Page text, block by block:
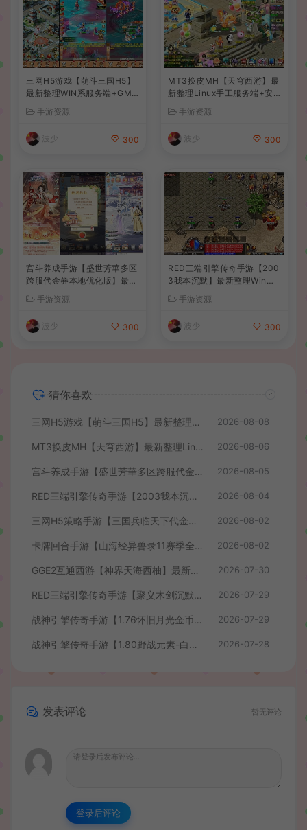
三网H5游戏【萌斗三国H5】
最新整理WIN系服务端+GM
后台+详细搭建教程
手游资源
波少 300
MT3换皮MH【天穹西游】最
新整理Linux手工服务端+安
卓苹果双端+GM后台+详细搭
建教程+全套源码+视频教程
手游资源
波少 300
宫斗养成手游【盛世芳華多区
跨服代金券本地优化版】最新
整理单机一键即玩端+Linux
手工服务端+CDK授权后台
+安卓+详细搭建教程
手游资源
波少 300
RED三端引擎传奇手游【200
3我本沉默】最新整理Win系
服务端+安卓苹果PC三端+详
细搭建教程
手游资源
波少 300
猜你喜欢
三网H5游戏【萌斗三国H5】最新整理WIN系服务端+GM后台+详细搭建教程 2026-08-08
MT3换皮MH【天穹西游】最新整理Linux手工服务端+安卓苹果双端+GM后台+详细搭建教程+全套源码+视频教程 2026-08-06
宫斗养成手游【盛世芳華多区跨服代金券本地优化版】最新整理单机一键即玩端+Linux手工服务端+CDK授权后台+安卓+详细搭建教程 2026-08-05
RED三端引擎传奇手游【2003我本沉默】最新整理Win系服务端+安卓苹果PC三端+详细搭建教程 2026-08-04
三网H5策略手游【三国兵临天下代金券内购七合修复版】最新整理单机一键即玩镜像端+Linux手工服务端+管理后台+GM授权后台+简易安卓客户端+详细搭建教程+视频教程 2026-08-02
卡牌回合手游【山海经异兽录11赛季全人物代金券内购版】最新整理WIN系服务端+授权GM后台+管理后台+热更修改工具+安卓+详细搭建教程 2026-08-02
GGE2互通西游【神界天海西柚】最新整理Win系服务端+安卓苹果PC三端+内置GM工具+全套源码+详细搭建教程+视频教程 2026-07-30
RED三端引擎传奇手游【聚义木剑沉默高仿嘟嘟沉默】最新整理Win系服务端+安卓苹果PC三端+详细搭建教程 2026-07-29
战神引擎传奇手游【1.76怀旧月光金币版】最新整理Win系复古服务端+安卓苹果双端+GM授权物品后台+详细搭建教程 2026-07-29
战神引擎传奇手游【1.80野战元素-白猪7.2免授权】最新整理Win系特色服务端+安卓+GM授权物品后台+详细搭建教程 2026-07-28
发表评论 暂无评论
登录后评论